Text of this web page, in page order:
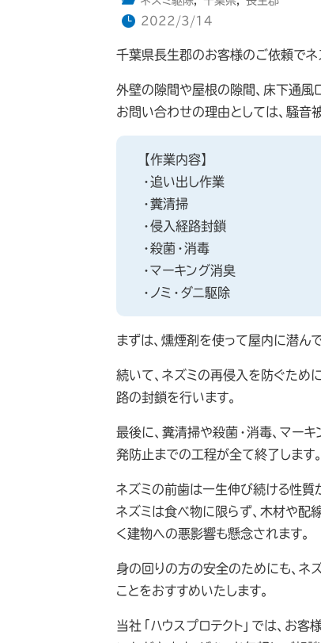
2022/3/14
千葉県長生郡のお客様のご依頼でネ
外壁の隙間や屋根の隙間、床下通風
お問い合わせの理由としては、騒音
【作業内容】
・追い出し作業
・糞清掃
・侵入経路封鎖
・殺菌・消毒
・マーキング消臭
・ノミ・ダニ駆除
まずは、燻煙剤を使って屋内に潜ん
続いて、ネズミの再侵入を防ぐため
路の封鎖を行います。
最後に、糞清掃や殺菌・消毒、マー
発防止までの工程が全て終了します。
ネズミの前歯は一生伸び続ける性質
ネズミは食べ物に限らず、木材や配
く建物への悪影響も懸念されます。
身の回りの方の安全のためにも、ネ
ことをおすすめいたします。
当社「ハウスプロテクト」では、お